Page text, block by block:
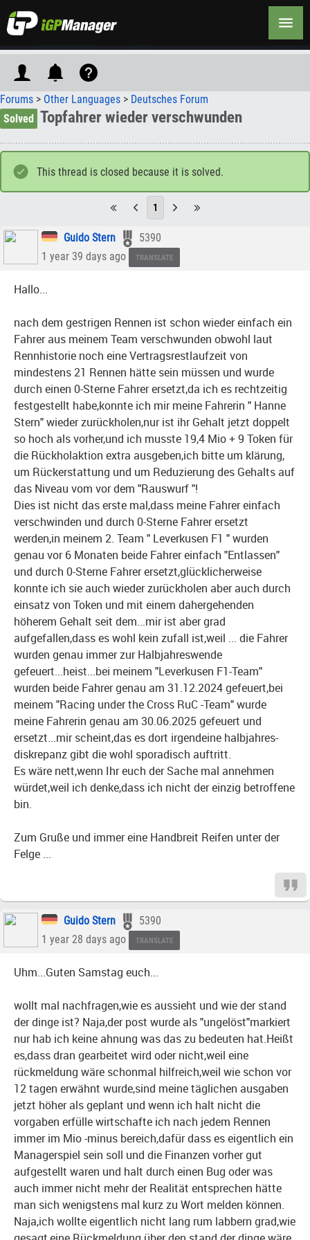
Forums > Other Languages > Deutsches Forum
Solved Topfahrer wieder verschwunden
This thread is closed because it is solved.
1
Guido Stern
5390
1 year 39 days ago
TRANSLATE
Hallo...
nach dem gestrigen Rennen ist schon wieder einfach ein
Fahrer aus meinem Team verschwunden obwohl laut
Rennhistorie noch eine Vertragsrestlaufzeit von
mindestens 21 Rennen hätte sein müssen und wurde
durch einen 0-Sterne Fahrer ersetzt,da ich es rechtzeitig
festgestellt habe,konnte ich mir meine Fahrerin " Hanne
Stern" wieder zurückholen,nur ist ihr Gehalt jetzt doppelt
so hoch als vorher,und ich musste 19,4 Mio + 9 Token für
die Rückholaktion extra ausgeben,ich bitte um klärung,
um Rückerstattung und um Reduzierung des Gehalts auf
das Niveau vom vor dem "Rauswurf "!
Dies ist nicht das erste mal,dass meine Fahrer einfach
verschwinden und durch 0-Sterne Fahrer ersetzt
werden,in meinem 2. Team " Leverkusen F1 " wurden
genau vor 6 Monaten beide Fahrer einfach "Entlassen"
und durch 0-Sterne Fahrer ersetzt,glücklicherweise
konnte ich sie auch wieder zurückholen aber auch durch
einsatz von Token und mit einem dahergehenden
höherem Gehalt seit dem...mir ist aber grad
aufgefallen,dass es wohl kein zufall ist,weil ... die Fahrer
wurden genau immer zur Halbjahreswende
gefeuert...heist...bei meinem "Leverkusen F1-Team"
wurden beide Fahrer genau am 31.12.2024 gefeuert,bei
meinem "Racing under the Cross RuC -Team" wurde
meine Fahrerin genau am 30.06.2025 gefeuert und
ersetzt...mir scheint,das es dort irgendeine halbjahres-
diskrepanz gibt die wohl sporadisch auftritt.
Es wäre nett,wenn Ihr euch der Sache mal annehmen
würdet,weil ich denke,dass ich nicht der einzig betroffene
bin.
Zum Gruße und immer eine Handbreit Reifen unter der
Felge ...
Guido Stern
5390
1 year 28 days ago
TRANSLATE
Uhm...Guten Samstag euch...
wollt mal nachfragen,wie es aussieht und wie der stand
der dinge ist? Naja,der post wurde als "ungelöst"markiert
nur hab ich keine ahnung was das zu bedeuten hat.Heißt
es,dass dran gearbeitet wird oder nicht,weil eine
rückmeldung wäre schonmal hilfreich,weil wie schon vor
12 tagen erwähnt wurde,sind meine täglichen ausgaben
jetzt höher als geplant und wenn ich halt nicht die
vorgaben erfülle wirtschafte ich nach jedem Rennen
immer im Mio -minus bereich,dafür dass es eigentlich ein
Managerspiel sein soll und die Finanzen vorher gut
aufgestellt waren und halt durch einen Bug oder was
auch immer nicht mehr der Realität entsprechen hätte
man sich wenigstens mal kurz zu Wort melden können.
Naja,ich wollte eigentlich nicht lang rum labbern grad,wie